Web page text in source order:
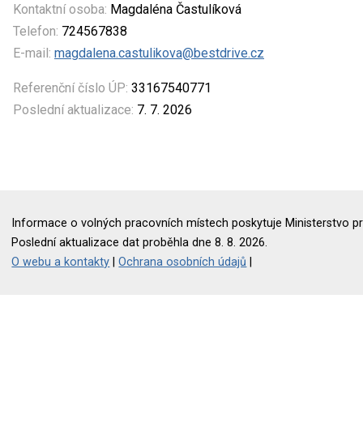
Kontaktní osoba: Magdaléna Častulíková
Telefon: 724567838
E-mail: magdalena.castulikova@bestdrive.cz
Referenční číslo ÚP: 33167540771
Poslední aktualizace: 7. 7. 2026
Informace o volných pracovních místech poskytuje Ministerstvo
Poslední aktualizace dat proběhla dne 8. 8. 2026.
O webu a kontakty |Ochrana osobních údajů